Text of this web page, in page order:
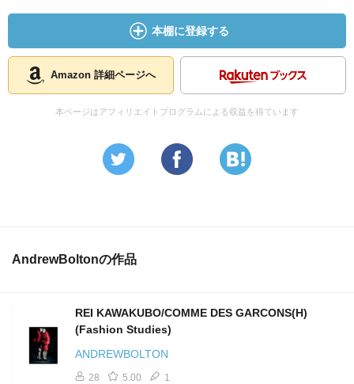
本棚に登録する
Amazon 詳細ページへ
本ページはアフィリエイトプログラムによる収益を得ています
AndrewBoltonの作品
REI KAWAKUBO/COMME DES GARCONS(H)
(Fashion Studies)
ANDREWBOLTON
28 5.00 1